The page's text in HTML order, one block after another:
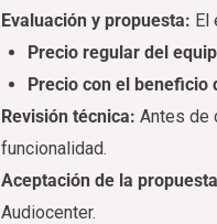
Evaluación y propuesta: El
Precio regular del
Precio con el beneficio
Revisión técnica: Antes de
funcionalidad.
Aceptación de la
Audiocenter.